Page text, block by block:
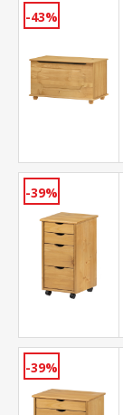
-43%
-39%
-39%